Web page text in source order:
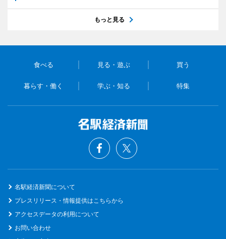
もっと見る
食べる 見る・遊ぶ 買う
暮らす・働く 学ぶ・知る 特集
名駅経済新聞について
プレスリリース・情報提供はこちらから
アクセスデータの利用について
お問い合わせ